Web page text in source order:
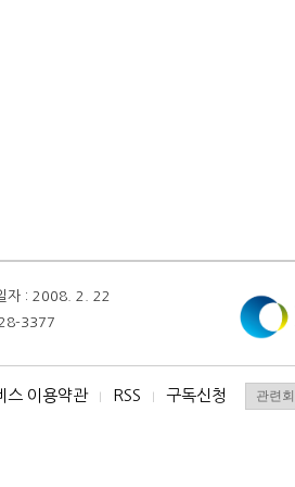
자 : 2008. 2. 22
3377
스 이용약관 I RSS I 구독신청